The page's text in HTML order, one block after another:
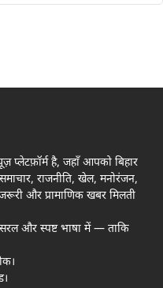
प्लेटफ़ॉर्म है, जहाँ आपको बिहार
समाचार, राजनीति, खेल, मनोरंजन,
और प्रामाणिक खबर मिलती
और स्पष्ट भाषा में — ताकि